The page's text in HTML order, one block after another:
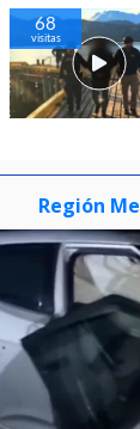
68
visitas
Región